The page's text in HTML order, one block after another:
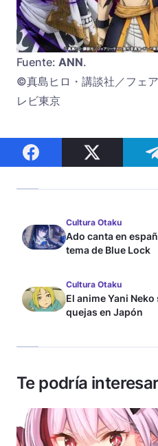
Fuente: ANN.
©真島ヒロ・講談社／フェ
レビ東京
Cultura Otaku
Ado canta en
tema de Blue Lock
Cultura Otaku
El anime Yani
quejas en Japón
Te podría interesar